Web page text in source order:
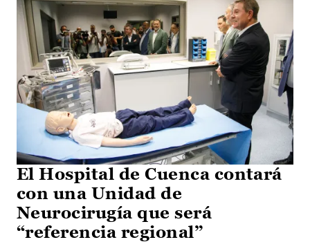
El Hospital de Cuenca contará
con una Unidad de
Neurocirugía que será
“referencia regional”